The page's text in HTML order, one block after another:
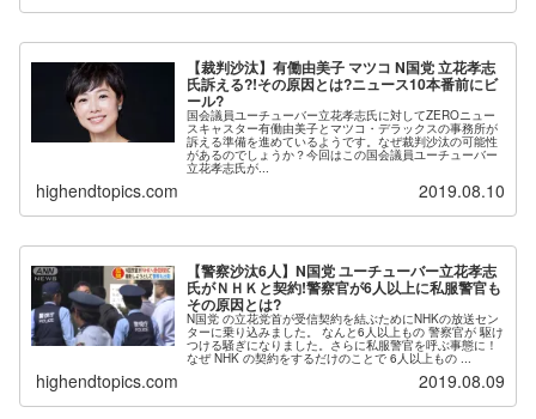
【裁判沙汰】有働由美子 マツコ N国党 立花孝志
氏訴える?!その原因とは?ニュース10本番前にビ
ール?
国会議員ユーチューバー立花孝志氏に対してZEROニュー
スキャスター有働由美子とマツコ・デラックスの事務所が
訴える準備を進めているようです。なぜ裁判沙汰の可能性
があるのでしょうか？今回はこの国会議員ユーチューバー
立花孝志氏が...
highendtopics.com 2019.08.10
【警察沙汰6人】N国党 ユーチューバー立花孝志
氏がＮＨＫと契約!警察官が6人以上に私服警官も
その原因とは?
N国党 の立花党首が受信契約を結ぶためにNHKの放送セン
ターに乗り込みました。 なんと6人以上もの 警察官が 駆け
つける騒ぎになりました。さらに私服警官を呼ぶ事態に！
なぜ NHK の契約をするだけのことで 6人以上もの ...
highendtopics.com 2019.08.09